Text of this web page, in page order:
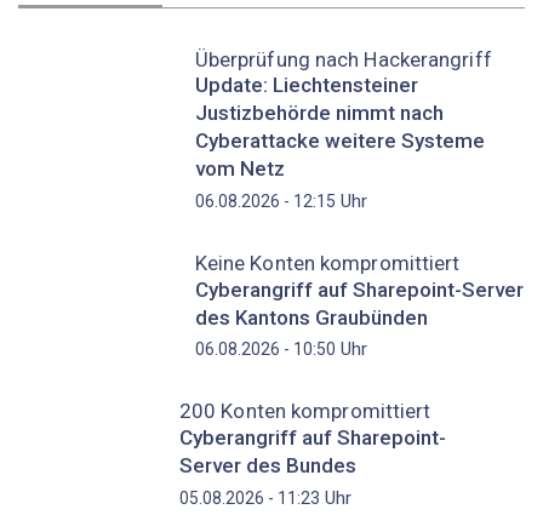
Überprüfung nach Hackerangriff
Update: Liechtensteiner
Justizbehörde nimmt nach
Cyberattacke weitere Systeme
vom Netz
06.08.2026 - 12:15 Uhr
Keine Konten kompromittiert
Cyberangriff auf Sharepoint-Server
des Kantons Graubünden
06.08.2026 - 10:50 Uhr
200 Konten kompromittiert
Cyberangriff auf Sharepoint-
Server des Bundes
05.08.2026 - 11:23 Uhr